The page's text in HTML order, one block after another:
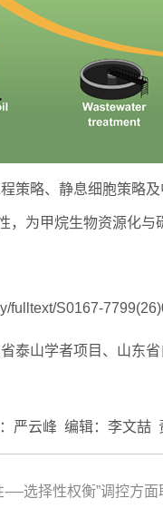
策略、静息细胞策略
，为甲烷生物资源化与
fulltext/S0167-
泰山学者项目、山东
严云峰 编辑：李文喆
—选择性权衡”调控方面